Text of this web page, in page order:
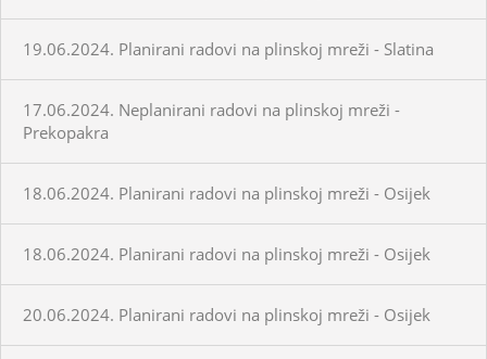
19.06.2024. Planirani radovi na plinskoj mreži - Slatina
17.06.2024. Neplanirani radovi na plinskoj mreži -
Prekopakra
18.06.2024. Planirani radovi na plinskoj mreži - Osijek
18.06.2024. Planirani radovi na plinskoj mreži - Osijek
20.06.2024. Planirani radovi na plinskoj mreži - Osijek